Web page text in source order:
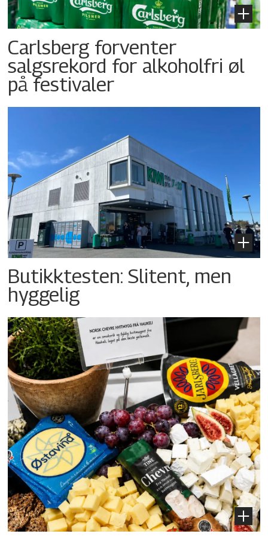
Carlsberg forventer
salgsrekord for alkoholfri øl
på festivaler
Butikktesten: Slitent, men
hyggelig